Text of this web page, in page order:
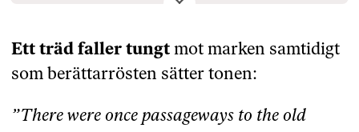
Clint Bentley, Greg Kwedar, Denis
Medverkande:
Joel Edgerton, Clifton Collins
Jr., Felicity Jones
Genre:Drama
Ett träd faller tungtmot marken samtidigt
som berättarrösten sätter tonen:
”There were once passageways to the old